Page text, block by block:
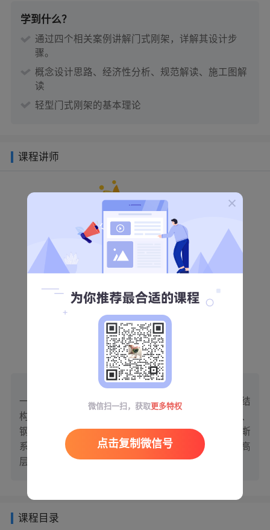
学到什么？
通过四个相关案例讲解门式刚架，详解其设计步
骤。
概念设计思路、经济性分析、规范解读、施工图解
读
轻型门式刚架的基本理论
课程讲师
杨工
一级注册结构工程师，某综合甲级设计院结构专业负责
人
讲师简介
一级注册结构工程师，现任北京某综合甲级设计院结
构专业负责人。入行十余年，熟悉混凝土结构设计、
钢结构设计，擅长结构方案选型、布置，运用迈达斯
系列软件、SAP2000等有限元软件进行复杂结构、超高
层结构、异型空间结构的计算分析。
课程目录
微信扫一扫，获取更多特权
点击复制微信号